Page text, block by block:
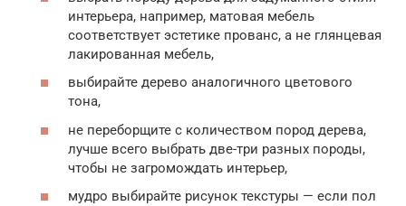
интерьера, например, матовая мебель
соответствует эстетике прованс, а не глянцевая
лакированная мебель,
выбирайте дерево аналогичного цветового
тона,
не переборщите с количеством пород дерева,
лучше всего выбрать две-три разных породы,
чтобы не загромождать интерьер,
мудро выбирайте рисунок текстуры — если пол